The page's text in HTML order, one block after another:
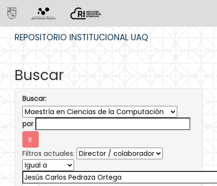
REPOSITORIO INSTITUCIONAL UAQ
Buscar
Buscar:
por
Filtros actuales: